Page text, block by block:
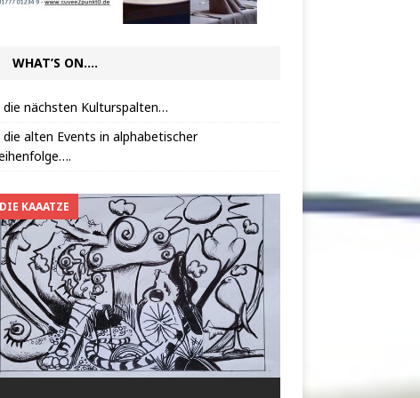
WHAT’S ON….
nächsten Kulturspalten…
alten Events in alphabetischer
DIE KAAATZE